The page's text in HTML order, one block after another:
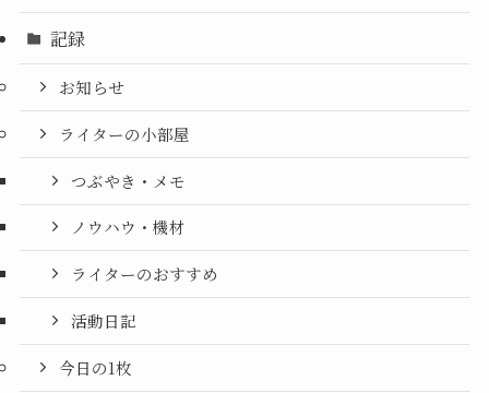
記録
お知らせ
ライターの小部屋
つぶやき・メモ
ノウハウ・機材
ライターのおすすめ
活動日記
今日の1枚